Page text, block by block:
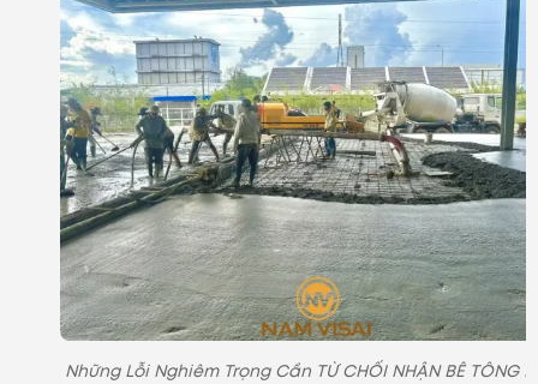
Những Lỗi Nghiêm Trọng Cần TỪ CHỐI NHẬN BÊ TÔNG